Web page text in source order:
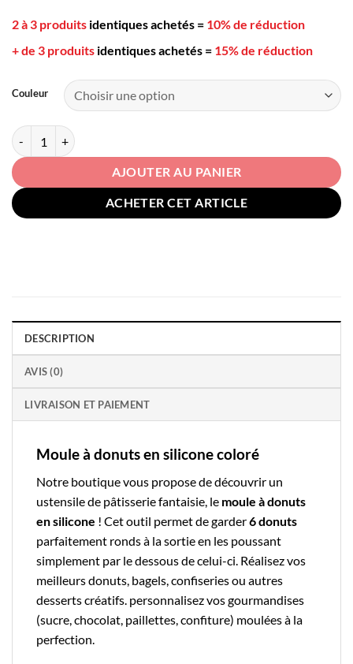
2 à 3 produits identiques achetés = 10% de réduction
+ de 3 produits identiques achetés = 15% de réduction
Couleur
quantité de Moule à donuts en silicone
AJOUTER AU PANIER
ACHETER CET ARTICLE
DESCRIPTION
AVIS (0)
LIVRAISON ET PAIEMENT
Moule à donuts en silicone coloré
Notre boutiquevous propose de découvrir un
ustensile de pâtisseriefantaisie, le moule à donuts
en silicone ! Cet outil permet de garder6 donuts
parfaitement ronds à la sortie en les poussant
simplement par le dessous de celui-ci. Réalisez vos
meilleurs donuts, bagels, confiseries ou autres
desserts créatifs. personnalisez vos gourmandises
(sucre, chocolat, paillettes, confiture) moulées à la
perfection.